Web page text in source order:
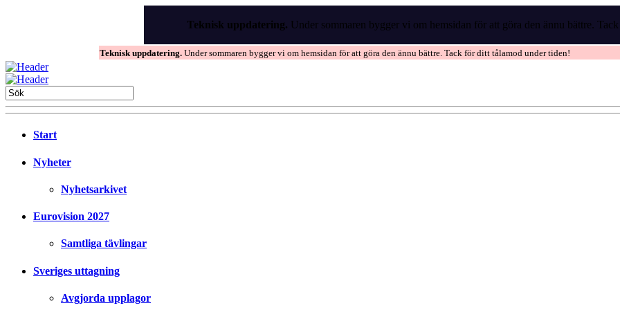
Teknisk uppdatering. Under sommaren bygger vi om hemsidan för att göra den ännu bättre.
Teknisk uppdatering. Under sommaren bygger vi om hemsidan för att göra den ännu bättre. Tack för ditt tålamod under tiden!
Start
Nyheter
Nyhetsarkivet
Eurovision 2027
Samtliga tävlingar
Sveriges uttagning
Avgjorda upplagor